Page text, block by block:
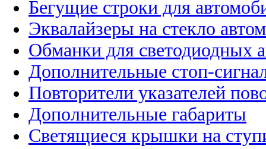
Бегущие строки для
Эквалайзеры на стекло
Обманки для светодиодных
Дополнительные стоп-
Повторители указателей
Дополнительные габариты
Светящиеся крышки на